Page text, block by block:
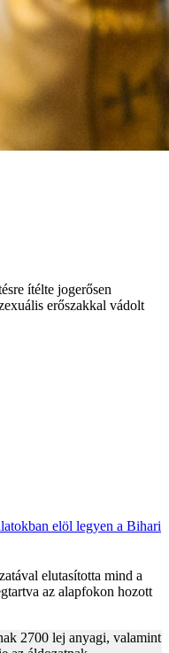
ítélte jogerősen
erőszakkal vádolt
elöl legyen a Bihari
elutasította mind a
az alapfokon hozott
2700 lej anyagi, valamint